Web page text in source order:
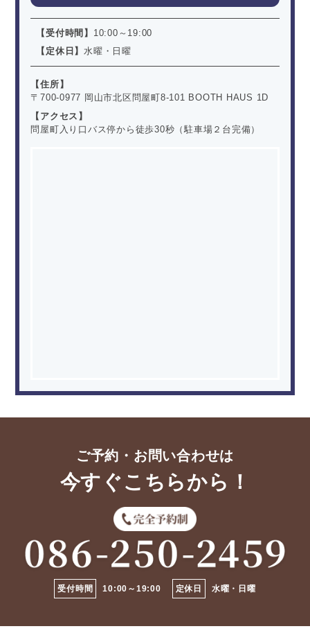
【受付時間】 10:00～19:00
【定休日】 水曜・日曜
住所
〒700-0977 岡山市北区問屋町8-101 BOOTH HAUS 1D
アクセス
問屋町入り口バス停から徒歩30秒（駐車場２台完備）
ご予約・お問い合わせは
今すぐこちらから！
受付時間 10:00～19:00 定休日 水曜・日曜